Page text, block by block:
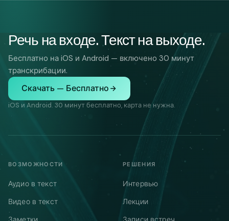
Речь на входе. Текст на выходе.
Бесплатно на iOS и Android — включено 30 минут
транскрибации.
Скачать — Бесплатно
iOS и Android. 30 минут бесплатно, карта не нужна.
ВОЗМОЖНОСТИ
Аудио в текст
Видео в текст
РЕШЕНИЯ
Интервью
Лекции